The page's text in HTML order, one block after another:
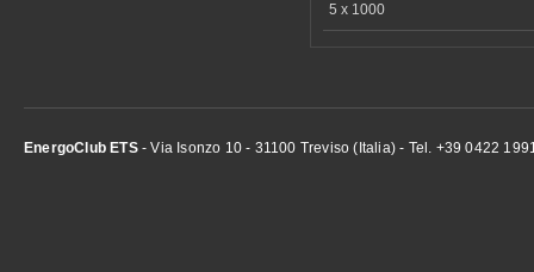
5 x 1000
EnergoClub ETS- Via Isonzo 10 - 31100 Treviso (Italia) - Tel. +39 0422